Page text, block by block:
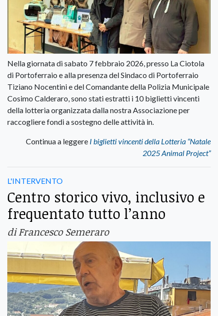
Nella giornata di sabato 7 febbraio 2026, presso La Ciotola
di Portoferraio e alla presenza del Sindaco di Portoferraio
Tiziano Nocentini e del Comandante della Polizia Municipale
Cosimo Calderaro, sono stati estratti i 10 biglietti vincenti
della lotteria organizzata dalla nostra Associazione per
raccogliere fondi a sostegno delle attività in.
Continua a leggere I biglietti vincenti della Lotteria “Natale
2025 Animal Project”
L'INTERVENTO
Centro storico vivo, inclusivo e
frequentato tutto l’anno
di Francesco Semeraro